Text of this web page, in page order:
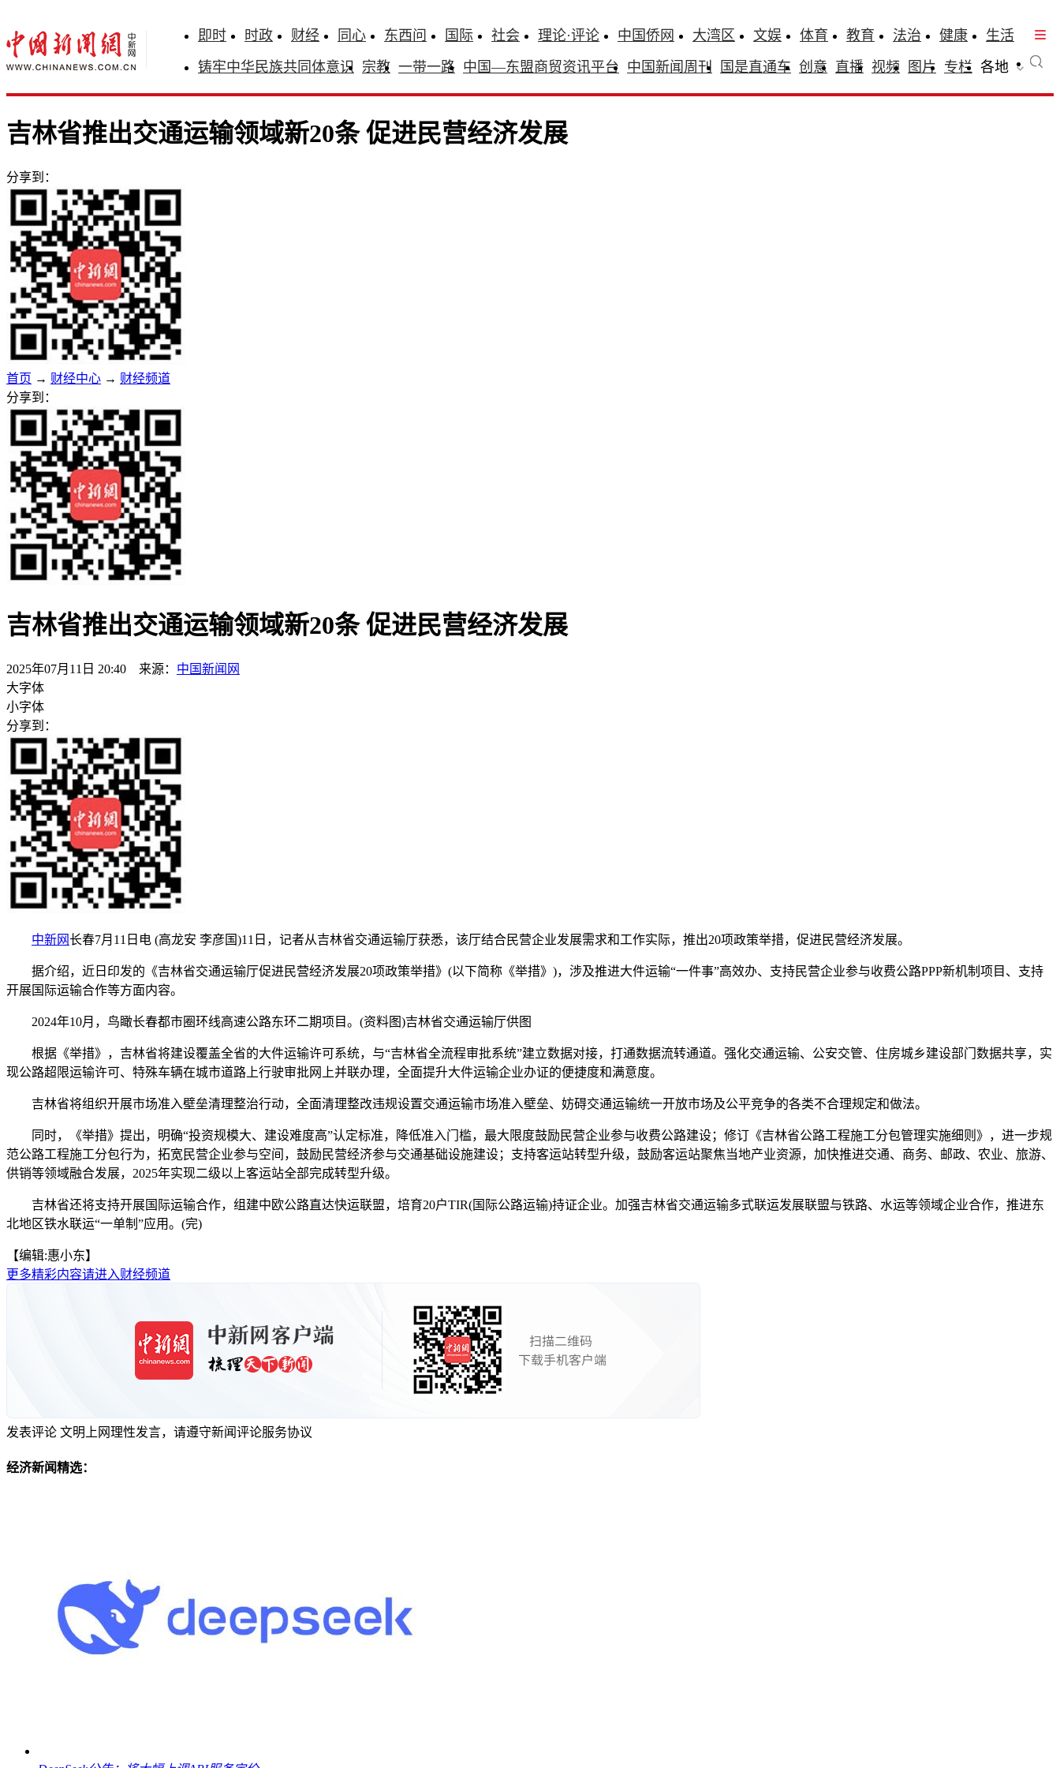
即时 时政 财经 同心 东西问 国际 社会 理论·评论 中国侨网 大湾区 文娱 体育 教育 法治 健康
生活
铸牢中华民族共同体意识 宗教 一带一路 中国—东盟商贸资讯平台 中国新闻周刊 国是直通车 创意 直播 视频 图片 专栏 各地
吉林省推出交通运输领域新20条 促进民营经济发展
分享到：
首页 → 财经中心 → 财经频道
分享到：
吉林省推出交通运输领域新20条 促进民营经济发展
2025年07月11日 20:40 来源： 中国新闻网
大字体
小字体
分享到：
中新网长春7月11日电 (高龙安 李彦国)11日，记者从吉林省交通运输厅获悉，该厅结合民营企业发展需求和工作实际，推出20项政策举措，促进民营经济发展。
据介绍，近日印发的《吉林省交通运输厅促进民营经济发展20项政策举措》(以下简称《举措》)，涉及推进大件运输“一件事”高效办、支持民营企业参与收费公路PPP新机制项目、支持
开展国际运输合作等方面内容。
2024年10月，鸟瞰长春都市圈环线高速公路东环二期项目。(资料图)吉林省交通运输厅供图
根据《举措》，吉林省将建设覆盖全省的大件运输许可系统，与“吉林省全流程审批系统”建立数据对接，打通数据流转通道。强化交通运输、公安交管、住房城乡建设部门数据共享，实
现公路超限运输许可、特殊车辆在城市道路上行驶审批网上并联办理，全面提升大件运输企业办证的便捷度和满意度。
吉林省将组织开展市场准入壁垒清理整治行动，全面清理整改违规设置交通运输市场准入壁垒、妨碍交通运输统一开放市场及公平竞争的各类不合理规定和做法。
同时，《举措》提出，明确“投资规模大、建设难度高”认定标准，降低准入门槛，最大限度鼓励民营企业参与收费公路建设；修订《吉林省公路工程施工分包管理实施细则》，进一步规
范公路工程施工分包行为，拓宽民营企业参与空间，鼓励民营经济参与交通基础设施建设；支持客运站转型升级，鼓励客运站聚焦当地产业资源，加快推进交通、商务、邮政、农业、旅游、
供销等领域融合发展，2025年实现二级以上客运站全部完成转型升级。
吉林省还将支持开展国际运输合作，组建中欧公路直达快运联盟，培育20户TIR(国际公路运输)持证企业。加强吉林省交通运输多式联运发展联盟与铁路、水运等领域企业合作，推进东
北地区铁水联运“一单制”应用。(完)
【编辑:惠小东】
更多精彩内容请进入财经频道
发表评论 文明上网理性发言，请遵守新闻评论服务协议
经济新闻精选：